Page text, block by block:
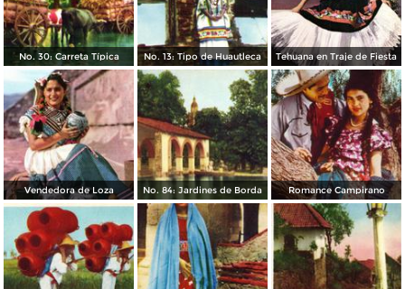
No. 30: Carreta Típica No. 13: Tipo de Huautleca Tehuana en Traje de Fiesta
Vendedora de Loza No. 84: Jardines de Borda Romance Campirano